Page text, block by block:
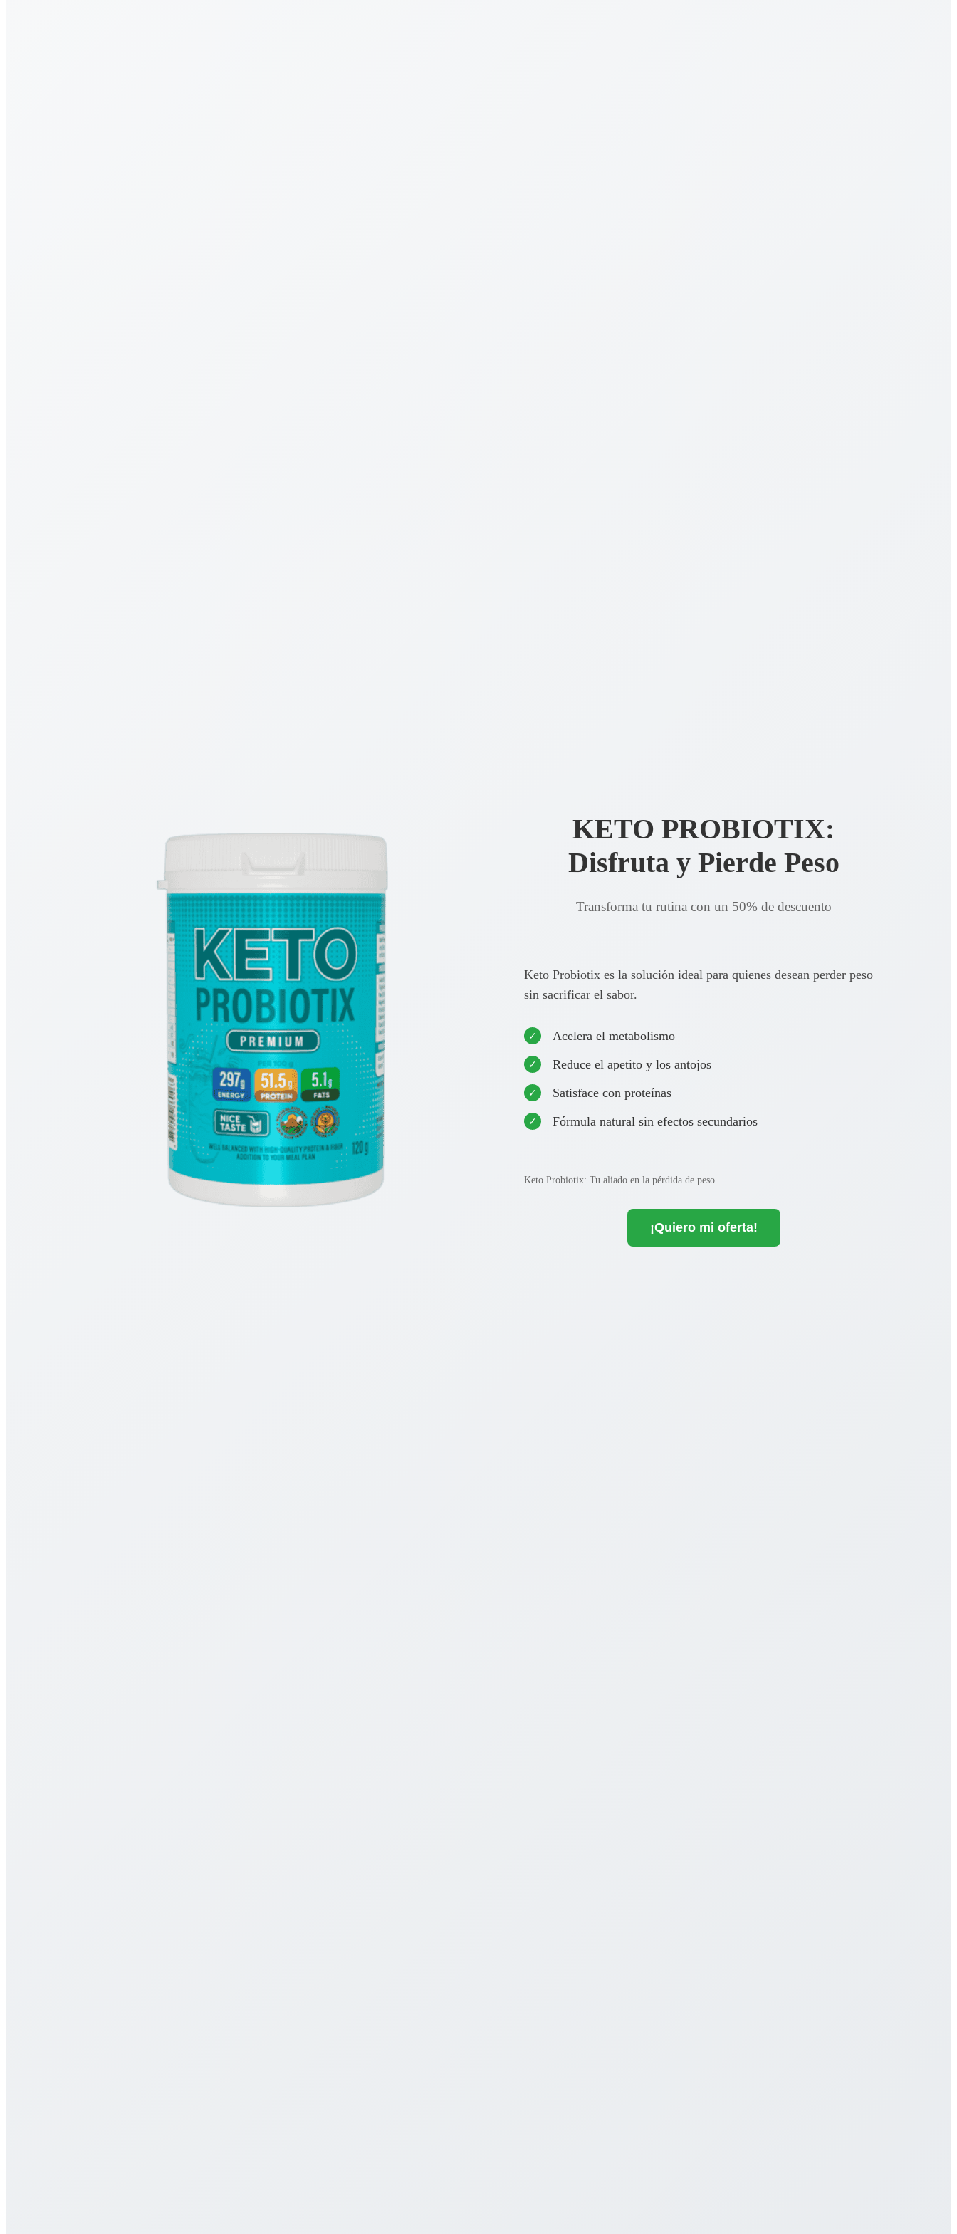
KETO PROBIOTIX:
Disfruta y Pierde Peso
Transforma tu rutina con un 50% de descuento
Keto Probiotix es la solución ideal para quienes desean perder peso
sin sacrificar el sabor.
Acelera el metabolismo
Reduce el apetito y los antojos
Satisface con proteínas
Fórmula natural sin efectos secundarios
Keto Probiotix: Tu aliado en la pérdida de peso.
¡Quiero mi oferta!